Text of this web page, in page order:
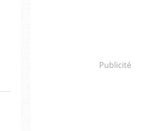
Publicité